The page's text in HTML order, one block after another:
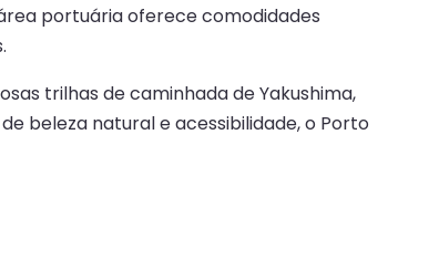
portuária oferece comodidades
trilhas de caminhada de Yakushima,
beleza natural e acessibilidade, o Porto